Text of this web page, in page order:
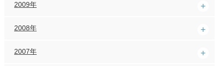
2009年
2008年
2007年